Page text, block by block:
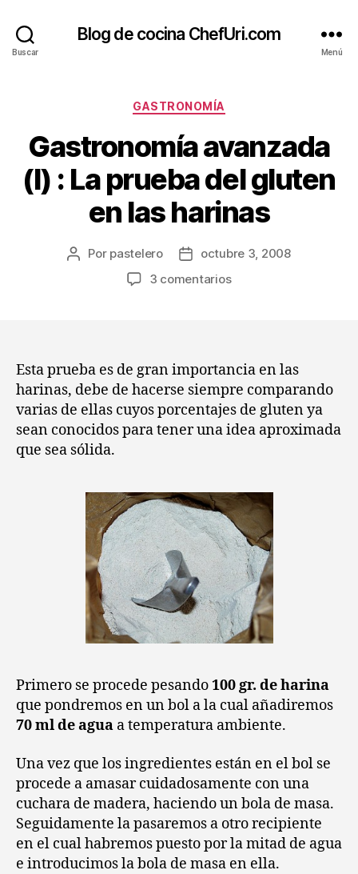
Buscar
Blog de cocina ChefUri.com
Menú
Categorías
GASTRONOMÍA
Gastronomía avanzada
(I) : La prueba del gluten
en las harinas
Autor
Por pastelero
Fechaoctubre 3, 2008
3 comentariosen
La
prueba
del
gluten
en
Esta prueba es de gran importancia en las
harinas, debe de hacerse siempre comparando
varias de ellas cuyos porcentajes de gluten ya
sean conocidos para tener una idea aproximada
que sea sólida.
Primero se procede pesando100 gr. de harina
que pondremos en un bol a la cual añadiremos
70 ml de agua a temperatura ambiente.
Una vez que los ingredientes están en elbol se
procede a amasarcuidadosamente con una
cuchara de madera, haciendo un bola de masa.
Seguidamente la pasaremos a otro recipiente
en el cual habremos puesto por la mitad de agua
e introducimos la bola de masa en ella.